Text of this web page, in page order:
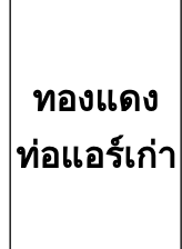
ทองแดง
ท่อแอร์เก่า